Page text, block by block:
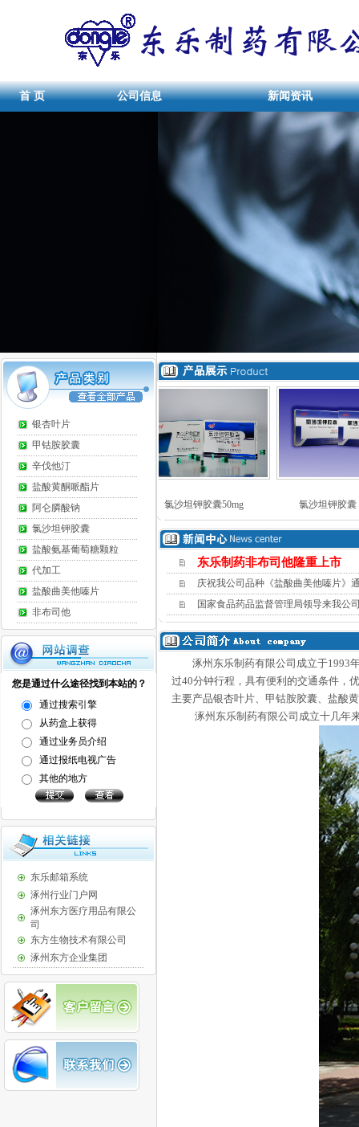
首 页 公司信息 新闻资讯
银杏叶片
甲钴胺胶囊
辛伐他汀
盐酸黄酮哌酯片
阿仑膦酸钠
氯沙坦钾胶囊
盐酸氨基葡萄糖颗粒
代加工
盐酸曲美他嗪片
非布司他
东乐邮箱系统
涿州行业门户网
涿州东方医疗用品有限公
司
东方生物技术有限公司
涿州东方企业集团
汀40mg 氯沙坦钾胶囊50mg 氯沙坦钾胶囊（100...
东乐制药非布司他隆重上市
庆祝我公司品种《盐酸曲美他嗪片》
国家食品药品监督管理局领导来我公
涿州东乐制药有限公司成立于1993年
过40分钟行程，具有便利的交通条件，
主要产品银杏叶片、甲钴胺胶囊、盐酸
涿州东乐制药有限公司成立十几年来